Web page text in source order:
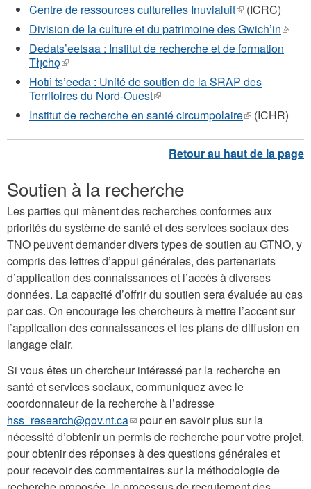
Centre de ressources culturelles Inuvialuit(le
lien
est
externe)
(ICRC)
Division de la culture et du patrimoine des Gwich’in(le
lien
est
Dedats’eetsaa : Institut de recherche et de formation
Tłı̨chǫ(le
lien
est
externe)
Hotıì ts’eeda : Unité de soutien de la SRAP des
Territoires du Nord-Ouest(le
lien
est
externe)
Institut de recherche en santé circumpolaire(le
est
externe)
(ICHR)
Soutien à la recherche
Les parties qui mènent des recherches conformes aux
priorités du système de santé et des services sociaux des
TNO peuvent demander divers types de soutien au GTNO, y
compris des lettres d’appui générales, des partenariats
d’application des connaissances et l’accès à diverses
données. La capacité d’offrir du soutien sera évaluée au cas
par cas. On encourage les chercheurs à mettre l’accent sur
l’application des connaissances et les plans de diffusion en
langage clair.
Si vous êtes un chercheur intéressé par la recherche en
santé et services sociaux, communiquez avec le
coordonnateur de la recherche à l’adresse
hss_research@gov.nt.ca(le
lien
envoie
un
pour en savoir plus sur la
nécessité d’obtenir un permis de recherche pour votre projet,
pour obtenir des réponses à des questions générales et
pour recevoir des commentaires sur la méthodologie de